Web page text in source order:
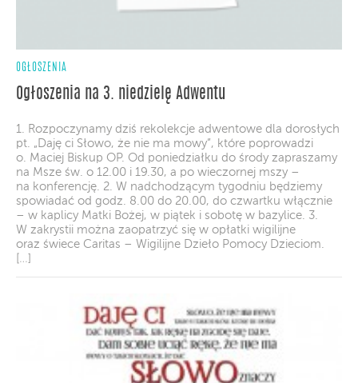
OGŁOSZENIA
Ogłoszenia na 3. niedzielę Adwentu
1. Rozpoczynamy dziś rekolekcje adwentowe dla dorosłych
pt. „Daję ci Słowo, że nie ma mowy”, które poprowadzi
o. Maciej Biskup OP. Od poniedziałku do środy zapraszamy
na Msze św. o 12.00 i 19.30, a po wieczornej mszy –
na konferencję. 2. W nadchodzącym tygodniu będziemy
spowiadać od godz. 8.00 do 20.00, do czwartku włącznie
– w kaplicy Matki Bożej, w piątek i sobotę w bazylice. 3.
W zakrystii można zaopatrzyć się w opłatki wigilijne
oraz świece Caritas – Wigilijne Dzieło Pomocy Dzieciom.
[…]